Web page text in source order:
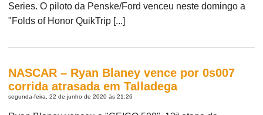
Series. O piloto da Penske/Ford venceu neste domingo a
"Folds of Honor QuikTrip [...]
NASCAR – Ryan Blaney vence por 0s007
corrida atrasada em Talladega
segunda-feira, 22 de junho de 2020 às 21:26